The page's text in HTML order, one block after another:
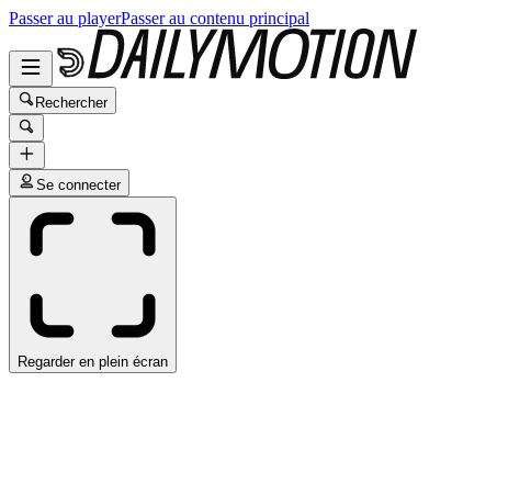
Passer au playerPasser au contenu principal
Rechercher
Se connecter
Regarder en plein écran